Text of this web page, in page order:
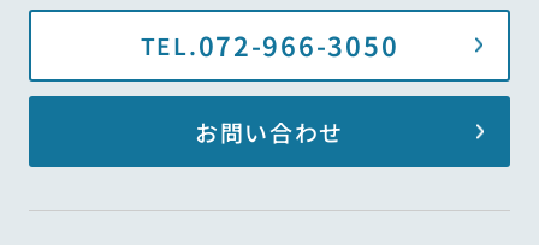
TEL.072-966-3050
お問い合わせ